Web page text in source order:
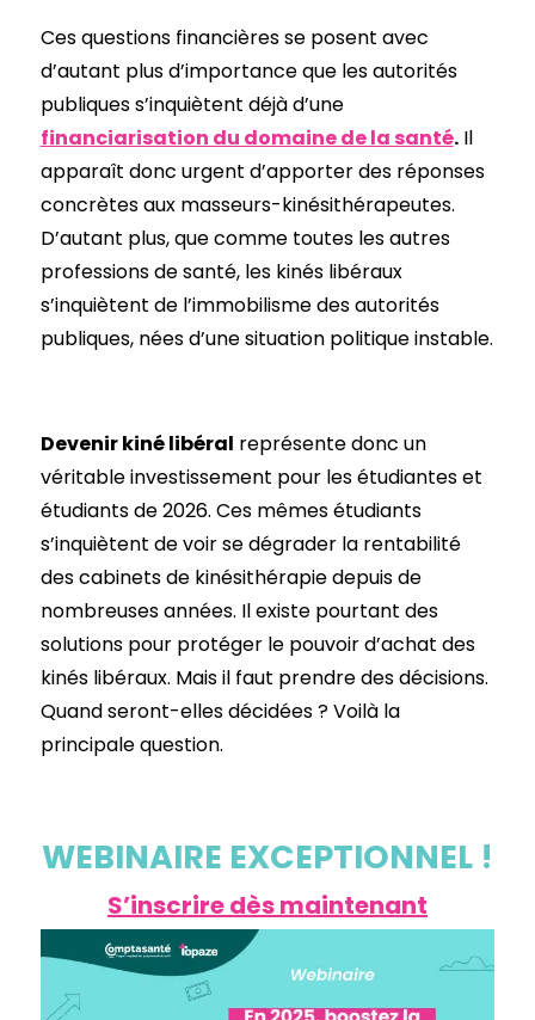
Ces questions financières se posent avec
d’autant plus d’importance que les autorités
publiques s’inquiètent déjà d’une
financiarisation du domaine de la santé.Il
apparaît donc urgent d’apporter des réponses
concrètes aux masseurs-kinésithérapeutes.
D’autant plus, que comme toutes les autres
professions de santé, les kinés libéraux
s’inquiètent de l’immobilisme des autorités
publiques, nées d’une situation politique instable.
Devenir kiné libéral représente donc un
véritable investissement pour les étudiantes et
étudiants de 2026. Ces mêmes étudiants
s’inquiètent de voir se dégrader la rentabilité
des cabinets de kinésithérapie depuis de
nombreuses années. Il existe pourtant des
solutions pour protéger le pouvoir d’achat des
kinés libéraux. Mais il faut prendre des décisions.
Quand seront-elles décidées ? Voilà la
principale question.
WEBINAIRE EXCEPTIONNEL !
S’inscrire dès maintenant